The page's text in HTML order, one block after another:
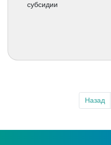
субсидии
Назад